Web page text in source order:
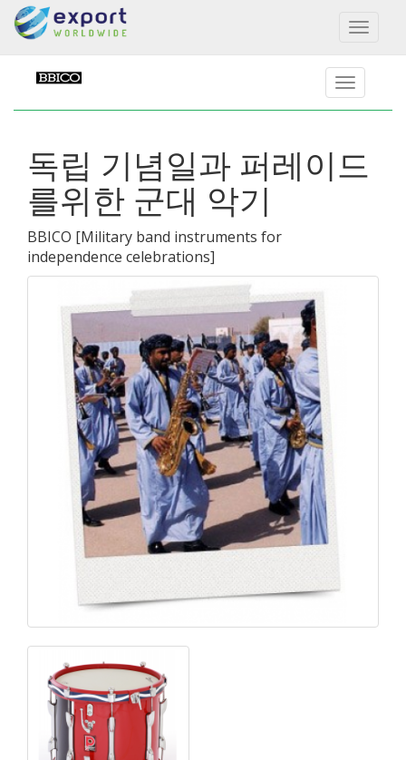
Toggle
독립 기념일과 퍼레이드
를위한 군대 악기
BBICO [Military band instruments for
independence celebrations]